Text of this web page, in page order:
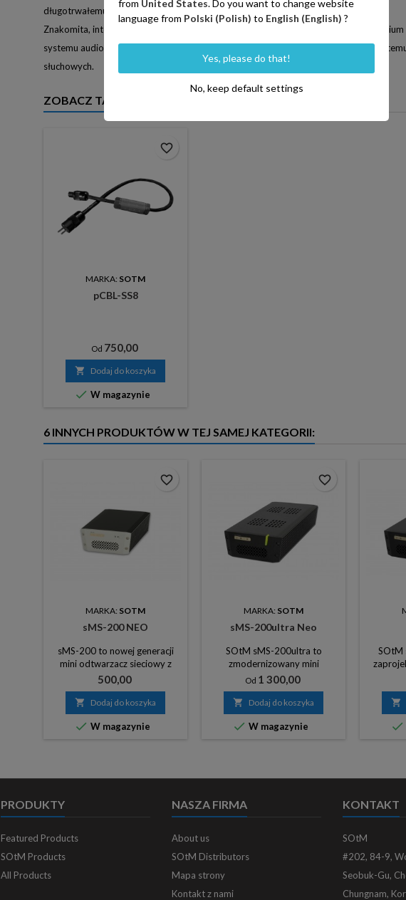
długotrwałemu ścieraniu.
Znakomita, inteligentna konstrukcja mT-1000 - wykonana z wysokiej jakości
systemu audio. MT-1000 jest integralnym urządzeniem dla każdego cyfrowego
słuchowych.
ZOBACZ TAKŻE
MARKA: SOTM
pCBL-SS8
Od Cena
750,00
 Dodaj do koszyka
 W magazynie
favorite_border
6 INNYCH PRODUKTÓW W TEJ SAMEJ KATEGORII:
MARKA: SOTM
sMS-200 NEO
sMS-200 to nowej generacji
mini odtwarzacz sieciowy z
wbudowaną „płytą
odtwarzacza multimedialnego”
Cena
500,00
 Dodaj do koszyka
 W magazynie
favorite_border
MARKA: SOTM
sMS-200ultra Neo
SOtM sMS-200ultra to
zmodernizowany mini
odtwarzacz sieciowy przez
moduł super zegara o nazwie
sCLK-EX, który zapewnia
najlepszą jakość dźwięku w
przedziale cenowym
jakości dźwięku.
Od Cena
1 300,00
 Dodaj do koszyka
 W magazynie
favorite_border
SOtM


PRODUKTY
Featured Products
SOtM Products
All Products
NASZA FIRMA
About us
SOtM Distributors
Mapa strony
Kontakt z nami
KONTAKT
SOtM
#202, 84-9,
Seobuk-Gu,
Chungnam,
from United States. Do you want to change website
language from Polski (Polish) to English (English) ?
Yes, please do that!
No, keep default settings